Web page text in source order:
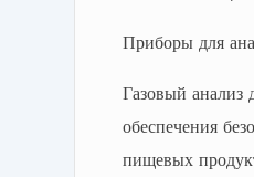
шумомер
Водяной
Приборы для
Газовый анализ
обеспечения
пищевых